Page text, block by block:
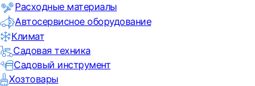
Расходные материалы
Автосервисное оборудование
Климат
Садовая техника
Садовый инструмент
Хозтовары